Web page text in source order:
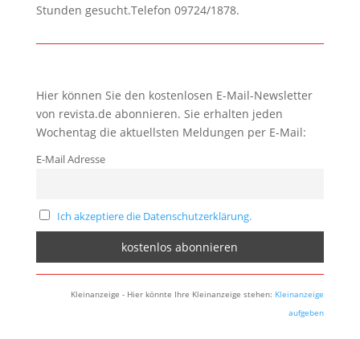
Stunden gesucht.Telefon 09724/1878.
Hier können Sie den kostenlosen E-Mail-Newsletter
von revista.de abonnieren. Sie erhalten jeden
Wochentag die aktuellsten Meldungen per E-Mail:
E-Mail Adresse
Ich akzeptiere die Datenschutzerklärung.
Kleinanzeige - Hier könnte Ihre Kleinanzeige stehen: Kleinanzeige
aufgeben